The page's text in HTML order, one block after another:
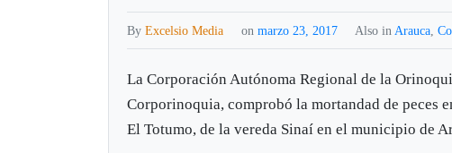
ByExcelsio Media onmarzo 23, 2017 Also in Arauca ,
La Corporación Autónoma Regional de la
Corporinoquia, comprobó la mortandad de peces
El Totumo, de la vereda Sinaí en el municipio de